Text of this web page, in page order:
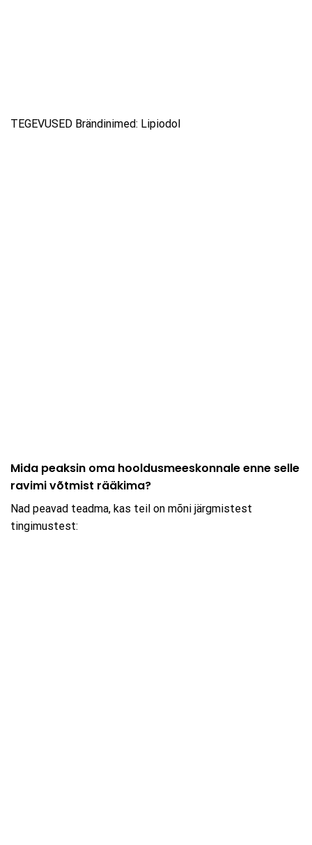
TEGEVUSED Brändinimed: Lipiodol
Mida peaksin oma hooldusmeeskonnale enne selle
ravimi võtmist rääkima?
Nad peavad teadma, kas teil on mõni järgmistest
tingimustest: